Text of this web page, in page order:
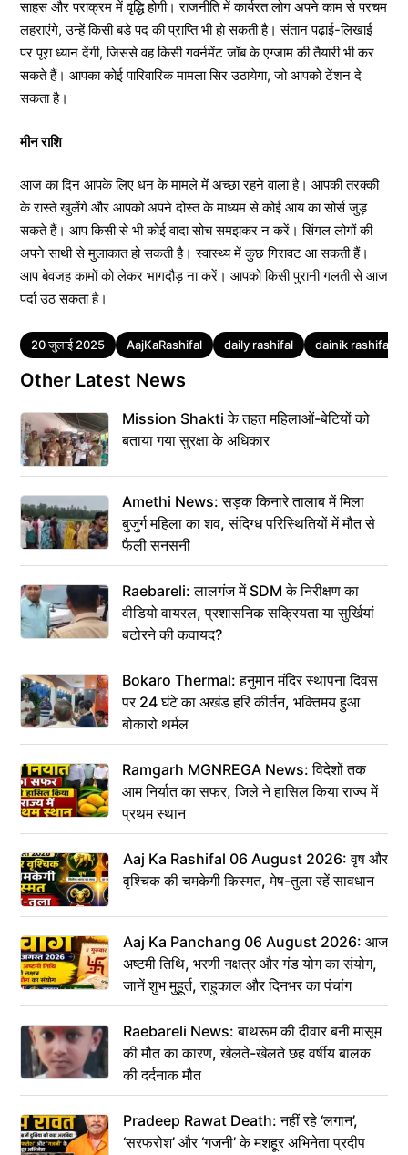
साहस और पराक्रम में वृद्धि होगी। राजनीति में कार्यरत लोग अपने काम से परचम
लहराएंगे, उन्हें किसी बड़े पद की प्राप्ति भी हो सकती है। संतान पढ़ाई-लिखाई
पर पूरा ध्यान देंगी, जिससे वह किसी गवर्नमेंट जॉब के एग्जाम की तैयारी भी कर
सकते हैं। आपका कोई पारिवारिक मामला सिर उठायेगा, जो आपको टेंशन दे
सकता है।
मीन राशि
आज का दिन आपके लिए धन के मामले में अच्छा रहने वाला है। आपकी तरक्की
के रास्ते खुलेंगे और आपको अपने दोस्त के माध्यम से कोई आय का सोर्स जुड़
सकते हैं। आप किसी से भी कोई वादा सोच समझकर न करें। सिंगल लोगों की
अपने साथी से मुलाकात हो सकती है। स्वास्थ्य में कुछ गिरावट आ सकती हैं।
आप बेवजह कामों को लेकर भागदौड़ ना करें। आपको किसी पुरानी गलती से आज
पर्दा उठ सकता है।
Tags
20 जुलाई 2025 AajKaRashifal daily rashifal dainik rashifal
Other Latest News
Mission Shakti के तहत महिलाओं-बेटियों को
बताया गया सुरक्षा के अधिकार
Amethi News: सड़क किनारे तालाब में मिला
बुजुर्ग महिला का शव, संदिग्ध परिस्थितियों में मौत से
फैली सनसनी
Raebareli: लालगंज में SDM के निरीक्षण का
वीडियो वायरल, प्रशासनिक सक्रियता या सुर्खियां
बटोरने की कवायद?
Bokaro Thermal: हनुमान मंदिर स्थापना दिवस
पर 24 घंटे का अखंड हरि कीर्तन, भक्तिमय हुआ
बोकारो थर्मल
Ramgarh MGNREGA News: विदेशों तक
आम निर्यात का सफर, जिले ने हासिल किया राज्य में
प्रथम स्थान
Aaj Ka Rashifal 06 August 2026: वृष और
वृश्चिक की चमकेगी किस्मत, मेष-तुला रहें सावधान
Aaj Ka Panchang 06 August 2026: आज
अष्टमी तिथि, भरणी नक्षत्र और गंड योग का संयोग,
जानें शुभ मुहूर्त, राहुकाल और दिनभर का पंचांग
Raebareli News: बाथरूम की दीवार बनी मासूम
की मौत का कारण, खेलते-खेलते छह वर्षीय बालक
की दर्दनाक मौत
Pradeep Rawat Death: नहीं रहे ‘लगान’,
‘सरफरोश’ और ‘गजनी’ के मशहूर अभिनेता प्रदीप